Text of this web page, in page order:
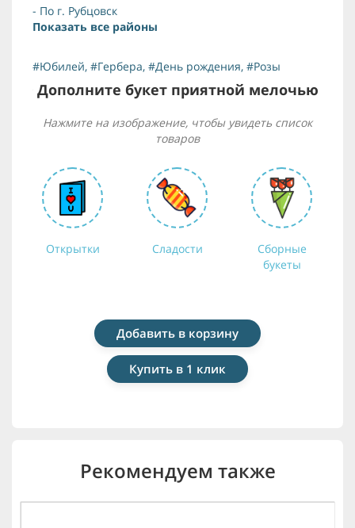
- По г. Рубцовск
Показать все районы
#Юбилей, #Гербера, #День рождения, #Розы
Дополните букет приятной мелочью
Нажмите на изображение, чтобы увидеть список
товаров
Открытки Сладости
Сборные
букеты
Добавить в корзину
Купить в 1 клик
Рекомендуем также